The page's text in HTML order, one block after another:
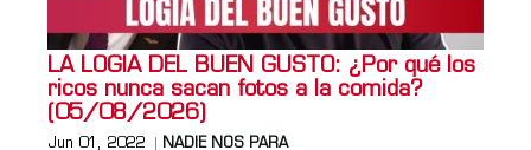
LA LOGIA DEL BUEN GUSTO: ¿Por qué los
ricos nunca sacan fotos a la comida?
(05/08/2026)
Jun 01, 2022 NADIE NOS PARA